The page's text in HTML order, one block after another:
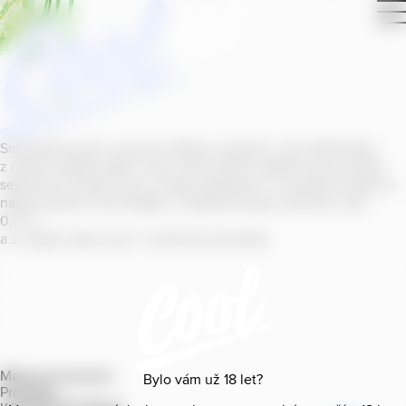
Bylo vám už 18 let?
Smícháním piva s ovocnou šťávou vytvořil v roce
z našich sládků
segmentu na bázi piva v České republice. V současné době se
naše portfolio Cool skládá z nealkoholických příchutí s alk.
0
a z nealko řady Cool+ s funkčními benefity.
Mapa provozoven
Produkty